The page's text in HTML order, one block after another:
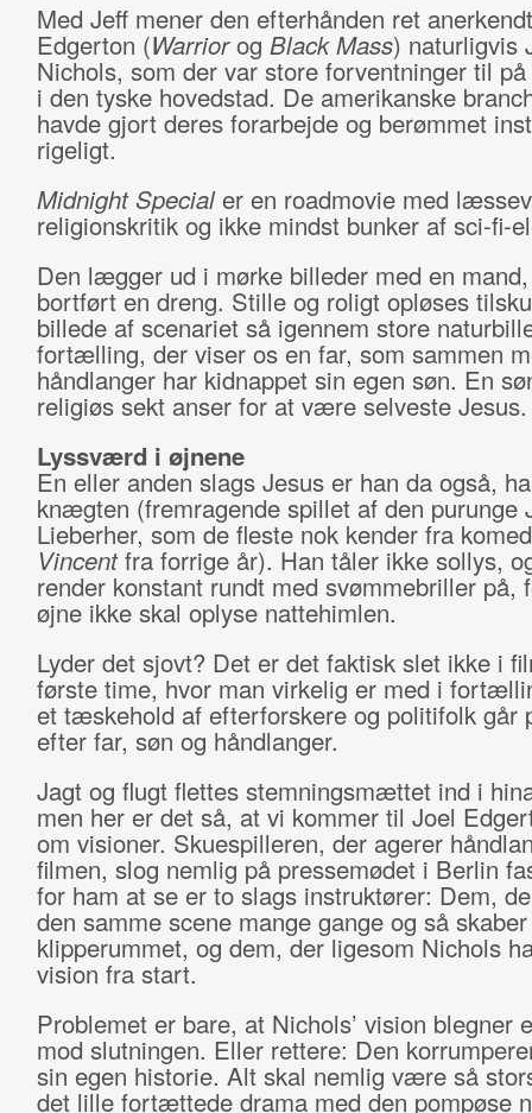
Med Jeff mener den efterhånden ret
Edgerton (Warriorog Black Mass) naturligvis
Nichols, som der var store forventninger til
i den tyske hovedstad. De amerikanske
havde gjort deres forarbejde og berømmet
rigeligt.
Midnight Specialer en roadmovie med
religionskritik og ikke mindst bunker af sci-fi-
Den lægger ud i mørke billeder med en
bortført en dreng. Stille og roligt opløses
billede af scenariet så igennem store
fortælling, der viser os en far, som sammen
håndlanger har kidnappet sin egen søn. En
religiøs sekt anser for at være selveste Jesus.
Lyssværd i øjnene
En eller anden slags Jesus er han da også,
knægten (fremragende spillet af den purunge
Lieberher, som de fleste nok kender fra
Vincentfra forrige år). Han tåler ikke sollys,
render konstant rundt med svømmebriller på,
øjne ikke skal oplyse nattehimlen.
Lyder det sjovt? Det er det faktisk slet ikke i
første time, hvor man virkelig er med i
et tæskehold af efterforskere og politifolk går
efter far, søn og håndlanger.
Jagt og flugt flettes stemningsmættet ind i
men her er det så, at vi kommer til Joel
om visioner. Skuespilleren, der agerer
filmen, slog nemlig på pressemødet i Berlin
for ham at se er to slags instruktører: Dem,
den samme scene mange gange og så
klipperummet, og dem, der ligesom Nichols
vision fra start.
Problemet er bare, at Nichols’ vision blegner
mod slutningen. Eller rettere: Den
sin egen historie. Alt skal nemlig være så
det lille fortættede drama med den pompøse